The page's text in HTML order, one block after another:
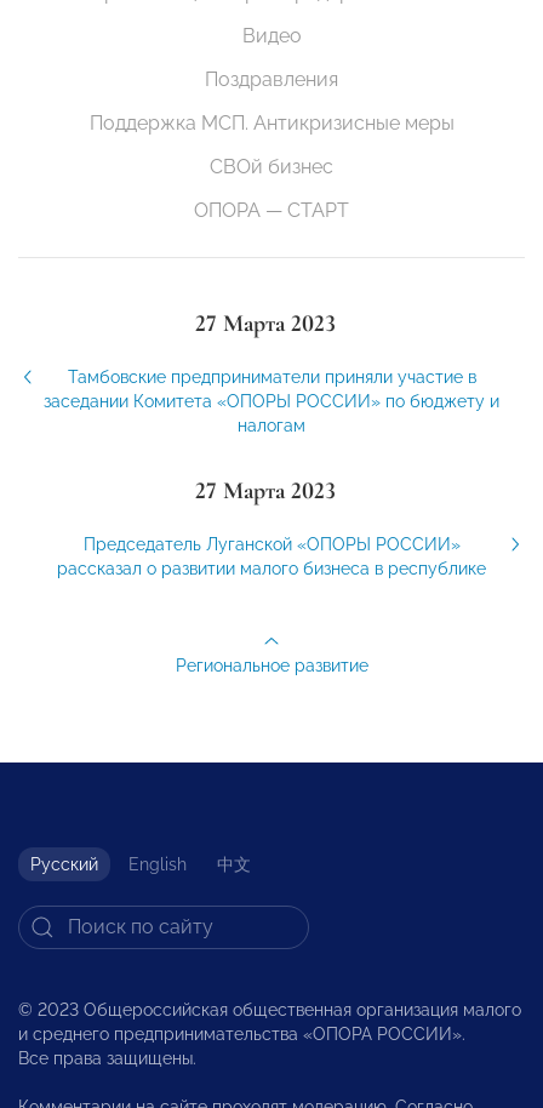
Видео
Поздравления
Поддержка МСП. Антикризисные меры
СВОй бизнес
ОПОРА — СТАРТ
27 Марта 2023
Тамбовские предприниматели приняли участие в
заседании Комитета «ОПОРЫ РОССИИ» по бюджету и
налогам
27 Марта 2023
Председатель Луганской «ОПОРЫ РОССИИ»
рассказал о развитии малого бизнеса в республике
Региональное развитие
Русский English 中文
© 2023 Общероссийская общественная организация малого
и среднего предпринимательства «ОПОРА РОССИИ».
Все права защищены.